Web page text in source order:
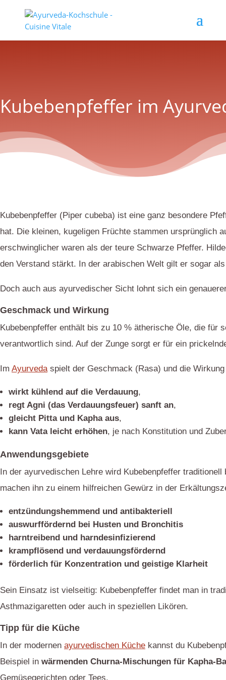
Kubebenpfeffer im
Kubebenpfeffer (Piper cubeba) ist eine ganz besondere
hat. Die kleinen, kugeligen Früchte stammen ursprünglich
erschwinglicher waren als der teure Schwarze Pfeffer.
den Verstand stärkt. In der arabischen Welt gilt er sogar
Doch auch aus ayurvedischer Sicht lohnt sich ein
Geschmack und Wirkung
Kubebenpfeffer enthält bis zu 10 % ätherische Öle, die für
verantwortlich sind. Auf der Zunge sorgt er für ein
Im Ayurvedaspielt der Geschmack (Rasa) und die
wirkt kühlend auf die Verdauung,
regt Agni (das Verdauungsfeuer) sanft an,
gleicht Pitta und Kapha aus,
kann Vata leicht erhöhen, je nach Konstitution und
Anwendungsgebiete
In der ayurvedischen Lehre wird Kubebenpfeffer
machen ihn zu einem hilfreichen Gewürz in der
entzündungshemmend und antibakteriell
auswurffördernd bei Husten und Bronchitis
harntreibend und harndesinfizierend
krampflösend und verdauungsfördernd
förderlich für Konzentration und geistige Klarheit
Sein Einsatz ist vielseitig: Kubebenpfeffer findet man in
Asthmazigaretten oder auch in speziellen Likören.
Tipp für die Küche
In der modernen ayurvedischen Küche kannst du
Beispiel in wärmenden Churna-Mischungen für Kapha-
Gemüsegerichten oder Tees.